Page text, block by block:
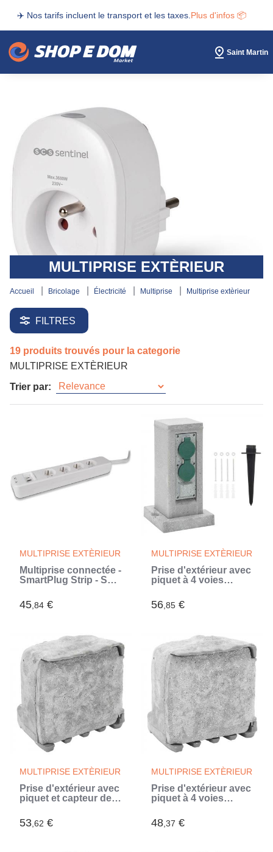
✈️ Nos tarifs incluent le transport et les taxes. Plus d'infos 📦
Saint Martin
MULTIPRISE EXTÈRIEUR
accueil bricolage électricité multiprise multiprise extèrieur
FILTRES
19 produits trouvés pour la categorie
MULTIPRISE EXTÈRIEUR
Trier par:
MULTIPRISE EXTÈRIEUR
Multiprise connectée -
SmartPlug Strip - SCS
45,84 €
MULTIPRISE EXTÈRIEUR
Prise d'extérieur avec
piquet à 4 voies
56,85 €
MULTIPRISE EXTÈRIEUR
Prise d'extérieur avec
piquet et capteur de
53,62 €
MULTIPRISE EXTÈRIEUR
Prise d'extérieur avec
piquet à 4 voies
48,37 €